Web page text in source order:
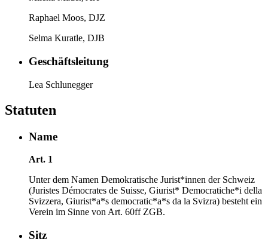
Raphael Moos, DJZ
Selma Kuratle, DJB
Geschäftsleitung
Lea Schlunegger
Statuten
Name
Art. 1
Unter dem Namen Demokratische Jurist*innen der Schweiz
(Juristes Démocrates de Suisse, Giurist* Democratiche*i della
Svizzera, Giurist*a*s democratic*a*s da la Svizra) besteht ein
Verein im Sinne von Art. 60ff ZGB.
Sitz